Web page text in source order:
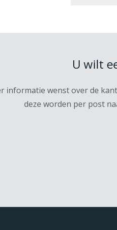
U wilt
informatie wenst over de
deze worden per post